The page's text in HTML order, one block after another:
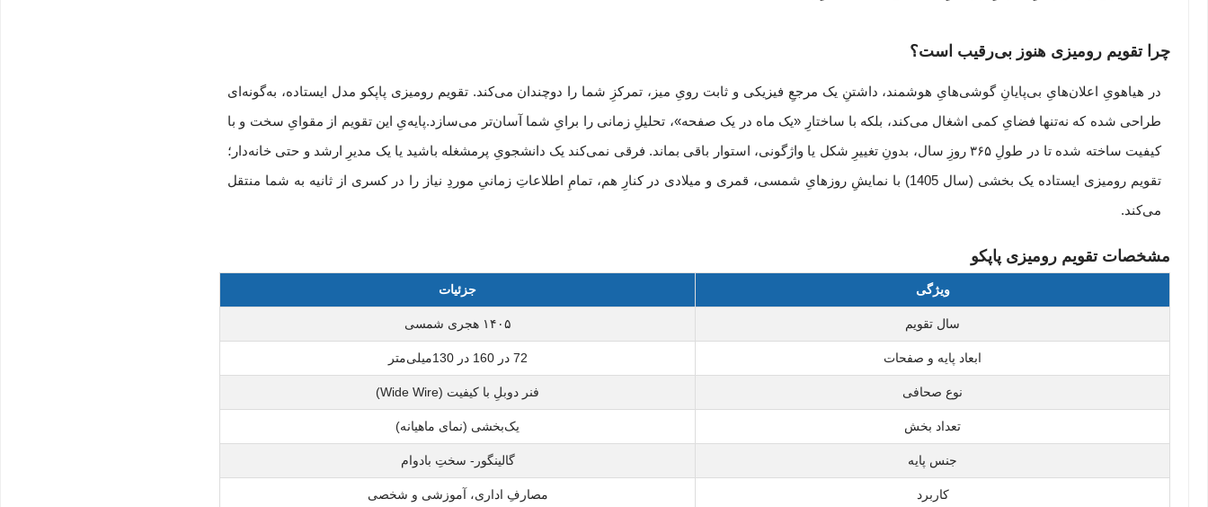
چرا تقویم رومیزی هنوز بی‌رقیب است؟
در هیاهویِ اعلان‌هایِ بی‌پایانِ گوشی‌هایِ هوشمند، داشتنِ یک مرجعِ فیزیکی و ثابت رویِ میز، تمرکزِ شما را دوچندان می‌کند. تقویم رومیزی پاپکو مدل ایستاده، به‌گونه‌ای
طراحی شده که نه‌تنها فضایِ کمی اشغال می‌کند، بلکه با ساختارِ «یک ماه در یک صفحه»، تحلیلِ زمانی را برایِ شما آسان‌تر می‌سازد.پایه‌یِ این تقویم از مقوایِ سخت و با
کیفیت ساخته شده تا در طولِ ۳۶۵ روزِ سال، بدونِ تغییرِ شکل یا واژگونی، استوار باقی بماند. فرقی نمی‌کند یک دانشجویِ پرمشغله باشید یا یک مدیرِ ارشد و حتی خانه‌دار؛
تقویم رومیزی ایستاده یک بخشی (سال 1405) با نمایشِ روزهایِ شمسی، قمری و میلادی در کنارِ هم، تمامِ اطلاعاتِ زمانیِ موردِ نیاز را در کسری از ثانیه به شما منتقل
می‌کند.
مشخصات تقویم رومیزی پاپکو
ویژگی جزئیات
سال تقویم ۱۴۰۵ هجری شمسی
ابعاد پایه و صفحات 72 در 160 در 130میلی‌متر
نوع صحافی فنر دوبلِ با کیفیت (Wide Wire)
تعداد بخش یک‌بخشی (نمای ماهیانه)
جنس پایه گالینگور- سختِ بادوام
کاربرد مصارفِ اداری، آموزشی و شخصی